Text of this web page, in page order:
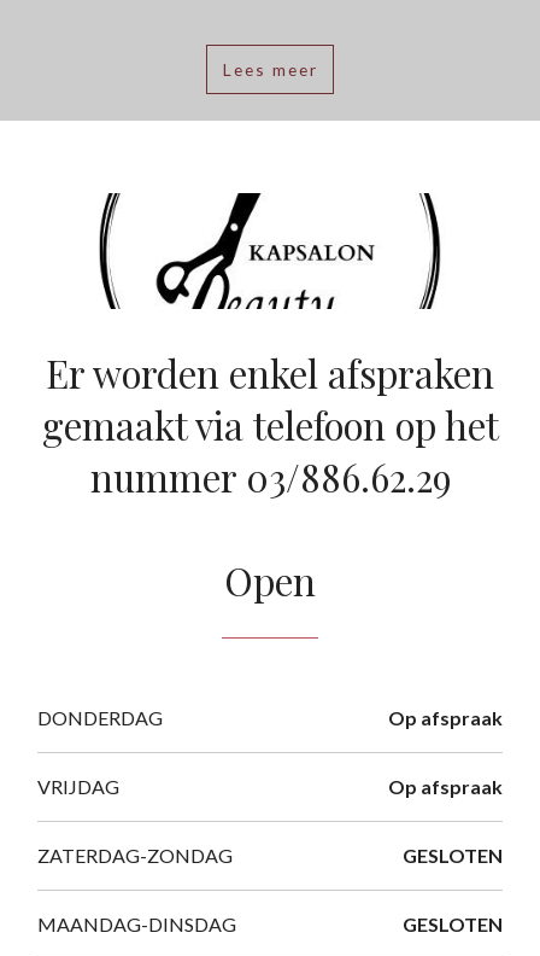
Lees meer
Er worden enkel afspraken
gemaakt via telefoon op het
nummer 03/886.62.29
Open
DONDERDAG Op afspraak
VRIJDAG Op afspraak
ZATERDAG-ZONDAG GESLOTEN
MAANDAG-DINSDAG GESLOTEN